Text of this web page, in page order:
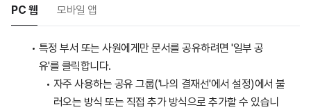
PC 웹 모바일 앱
특정 부서 또는 사원에게만 문서를 공유하려면 '일부 공
유'를 클릭합니다.
자주 사용하는 공유 그룹('나의 결재선'에서 설정)에서 불
러오는 방식 또는 직접 추가 방식으로 추가할 수 있습니